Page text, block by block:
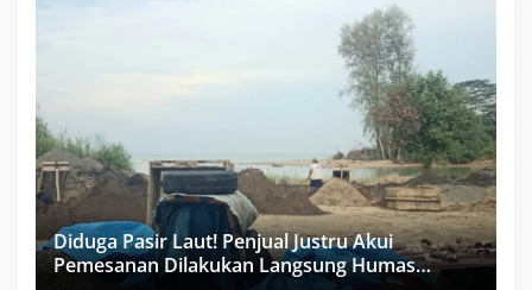
Diduga Pasir Laut! Penjual Justru Akui
Pemesanan Dilakukan Langsung Humas